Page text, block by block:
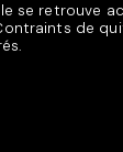
se retrouve
de